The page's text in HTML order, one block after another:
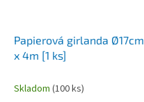
Papierová girlanda Ø17cm
x 4m [1 ks]
Skladom (100 ks)